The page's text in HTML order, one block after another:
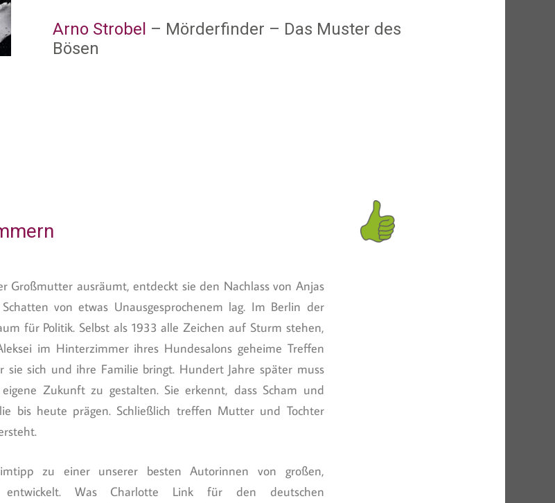
Arno Strobel – Mörderfinder – Das Muster des
Bösen
ausräumt, entdeckt sie den Nachlass von Anjas
von etwas Unausgesprochenem lag. Im Berlin der
für Politik. Selbst als 1933 alle Zeichen auf Sturm stehen,
im Hinterzimmer ihres Hundesalons geheime Treffen
sich und ihre Familie bringt. Hundert Jahre später muss
Zukunft zu gestalten. Sie erkennt, dass Scham und
bis heute prägen. Schließlich treffen Mutter und Tochter
zu einer unserer besten Autorinnen von großen,
entwickelt. Was Charlotte Link für den deutschen